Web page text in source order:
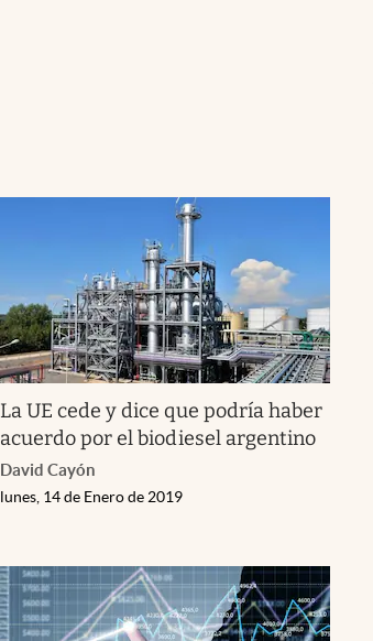
La UE cede y dice que podría haber
acuerdo por el biodiesel argentino
David Cayón
lunes, 14 de Enero de 2019